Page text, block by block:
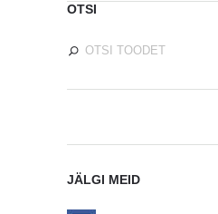
OTSI
JÄLGI MEID